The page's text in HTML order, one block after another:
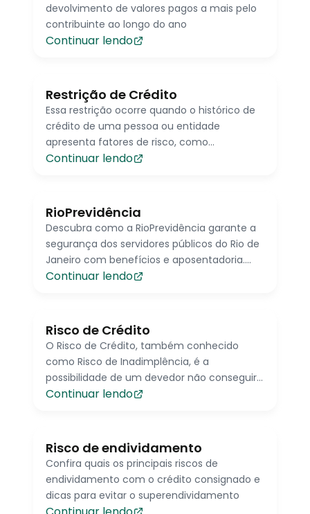
devolvimento de valores pagos a mais pelo
contribuinte ao longo do ano
Continuar lendo
Restrição de Crédito
Essa restrição ocorre quando o histórico de
crédito de uma pessoa ou entidade
apresenta fatores de risco, como
inadimplência, atrasos em pagamentos, alta
Continuar lendo
RioPrevidência
Descubra como a RioPrevidência garante a
segurança dos servidores públicos do Rio de
Janeiro com benefícios e aposentadoria.
Acesse facilmente seu contracheque e
Continuar lendo
Risco de Crédito
O Risco de Crédito, também conhecido
como Risco de Inadimplência, é a
possibilidade de um devedor não conseguir
pagar suas dívidas
Continuar lendo
Risco de endividamento
Confira quais os principais riscos de
endividamento com o crédito consignado e
dicas para evitar o superendividamento